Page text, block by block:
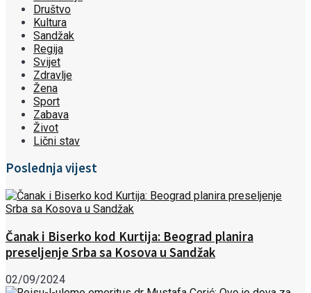
Društvo
Kultura
Sandžak
Regija
Svijet
Zdravlje
Žena
Sport
Zabava
Život
Lični stav
Poslednja vijest
Čanak i Biserko kod Kurtija: Beograd planira
preseljenje Srba sa Kosova u Sandžak
02/09/2024